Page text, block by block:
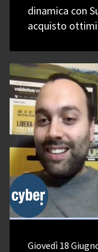
dinamica con
acquisto
Giovedì 18